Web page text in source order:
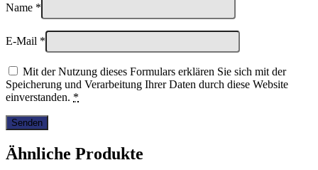
Name *
E-Mail *
Mit der Nutzung dieses Formulars erklären Sie sich mit der
Speicherung und Verarbeitung Ihrer Daten durch diese Website
einverstanden. *
Ähnliche Produkte